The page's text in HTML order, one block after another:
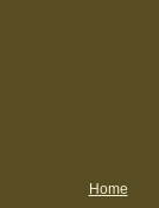
Home